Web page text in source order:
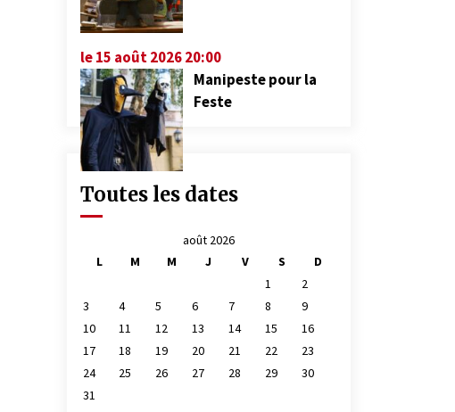
le 15 août 2026 20:00
Manipeste pour la
Feste
Toutes les dates
août 2026
L
M M J V S
D
1
2
3
4 5 6 7 8
9
10
11 12 13 14 15
16
17
18 19 20 21 22
23
24
25 26 27 28 29
30
31